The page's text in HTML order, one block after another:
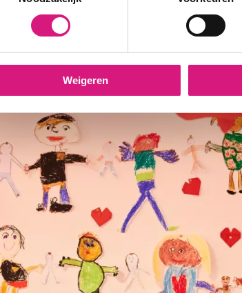
Weigeren